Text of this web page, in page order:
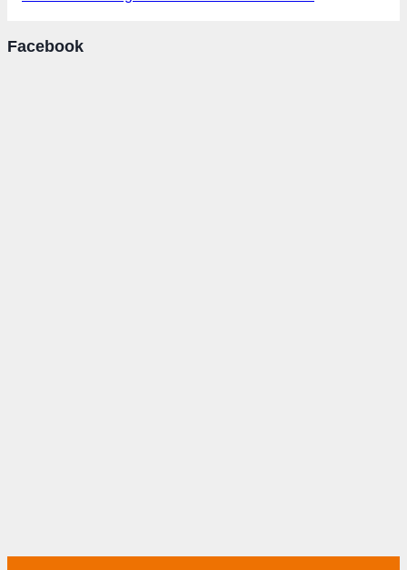
Facebook